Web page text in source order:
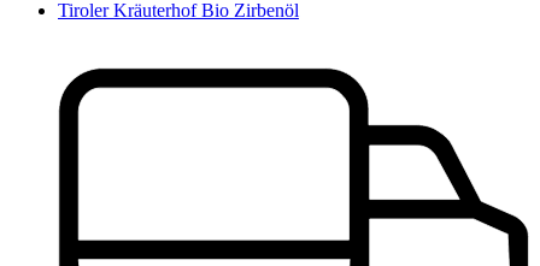
Tiroler Kräuterhof Bio Zirbenöl